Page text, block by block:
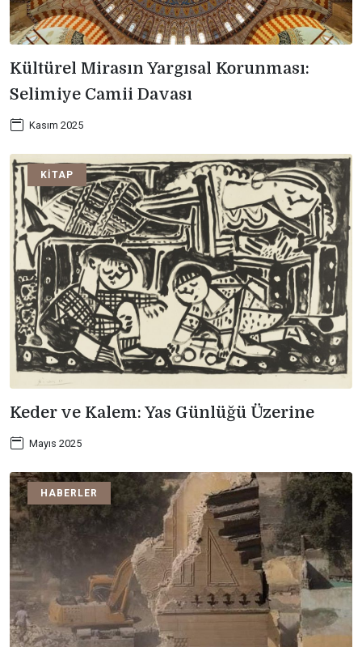
Kültürel Mirasın Yargısal Korunması:
Selimiye Camii Davası
Kasım 2025
KITAP
Keder ve Kalem: Yas Günlüğü Üzerine
Mayıs 2025
HABERLER